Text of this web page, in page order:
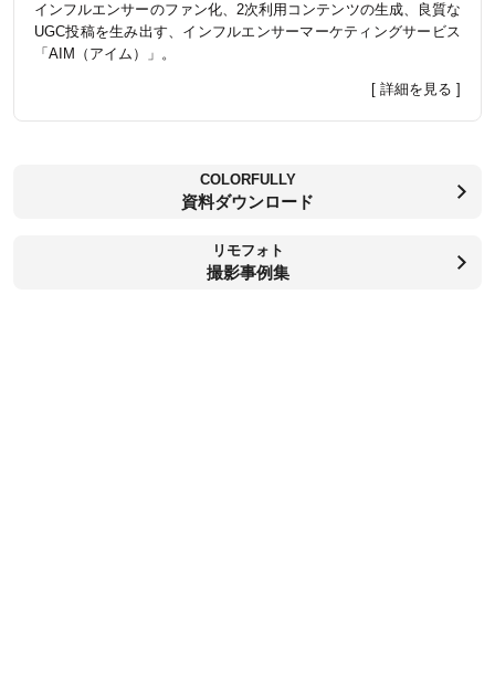
インフルエンサーのファン化、2次利用コンテンツの生成、良質な
UGC投稿を生み出す、インフルエンサーマーケティングサービス
「AIM（アイム）」。
[ 詳細を見る ]
COLORFULLY
資料ダウンロード
リモフォト
撮影事例集